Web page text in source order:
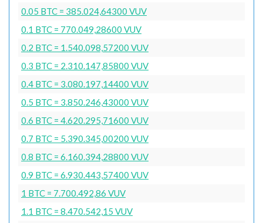
0.05 BTC = 385.024,64300 VUV
0.1 BTC = 770.049,28600 VUV
0.2 BTC = 1.540.098,57200 VUV
0.3 BTC = 2.310.147,85800 VUV
0.4 BTC = 3.080.197,14400 VUV
0.5 BTC = 3.850.246,43000 VUV
0.6 BTC = 4.620.295,71600 VUV
0.7 BTC = 5.390.345,00200 VUV
0.8 BTC = 6.160.394,28800 VUV
0.9 BTC = 6.930.443,57400 VUV
1 BTC = 7.700.492,86 VUV
1.1 BTC = 8.470.542,15 VUV